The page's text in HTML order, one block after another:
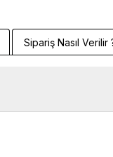
Sipariş Nasıl Verilir